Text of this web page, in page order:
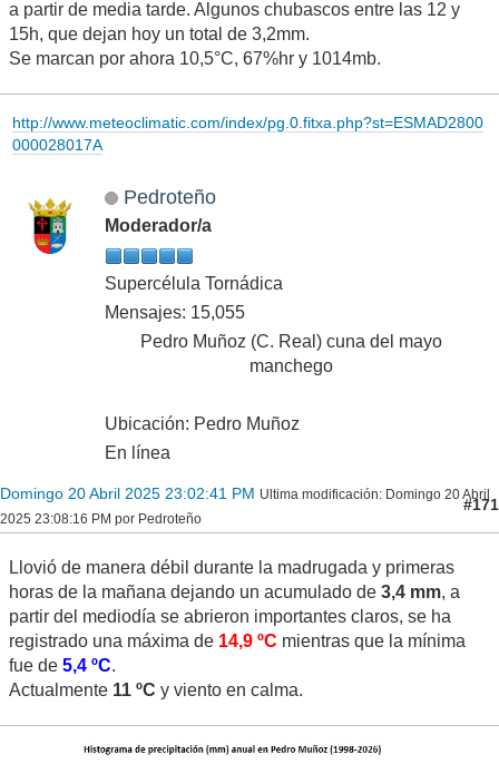
a partir de media tarde. Algunos chubascos entre las 12 y
15h, que dejan hoy un total de 3,2mm.
Se marcan por ahora 10,5°C, 67%hr y 1014mb.
http://www.meteoclimatic.com/index/pg.0.fitxa.php?st=ESMAD2800
000028017A
Pedroteño
Moderador/a
Supercélula Tornádica
Mensajes: 15,055
Pedro Muñoz (C. Real) cuna del mayo
manchego
Ubicación: Pedro Muñoz
En línea
Domingo 20 Abril 2025 23:02:41 PM Ultima modificación: Domingo 20 Abril
2025 23:08:16 PM por Pedroteño
#171
Llovió de manera débil durante la madrugada y primeras
horas de la mañana dejando un acumulado de 3,4 mm, a
partir del mediodía se abrieron importantes claros, se ha
registrado una máxima de 14,9 ºC mientras que la mínima
fue de 5,4 ºC.
Actualmente 11 ºC y viento en calma.